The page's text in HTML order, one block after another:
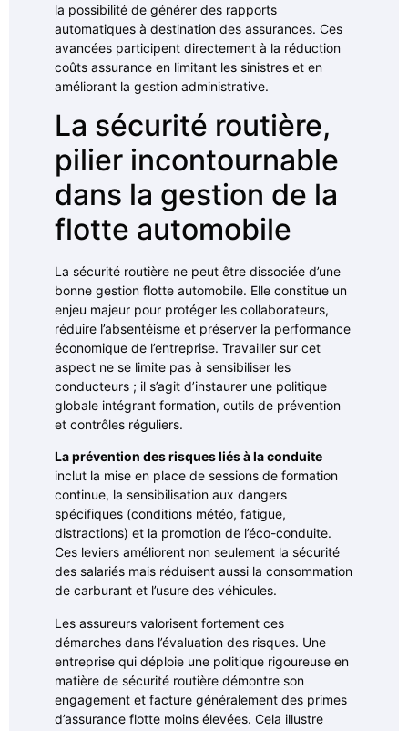
la possibilité de générer des rapports
automatiques à destination des assurances. Ces
avancées participent directement à la réduction
coûts assurance en limitant les sinistres et en
améliorant la gestion administrative.
La sécurité routière,
pilier incontournable
dans la gestion de la
flotte automobile
La sécurité routière ne peut être dissociée d’une
bonne gestion flotte automobile. Elle constitue un
enjeu majeur pour protéger les collaborateurs,
réduire l’absentéisme et préserver la performance
économique de l’entreprise. Travailler sur cet
aspect ne se limite pas à sensibiliser les
conducteurs ; il s’agit d’instaurer une politique
globale intégrant formation, outils de prévention
et contrôles réguliers.
La prévention des risques liés à la conduite
inclut la mise en place de sessions de formation
continue, la sensibilisation aux dangers
spécifiques (conditions météo, fatigue,
distractions) et la promotion de l’éco-conduite.
Ces leviers améliorent non seulement la sécurité
des salariés mais réduisent aussi la consommation
de carburant et l’usure des véhicules.
Les assureurs valorisent fortement ces
démarches dans l’évaluation des risques. Une
entreprise qui déploie une politique rigoureuse en
matière de sécurité routière démontre son
engagement et facture généralement des primes
d’assurance flotte moins élevées. Cela illustre